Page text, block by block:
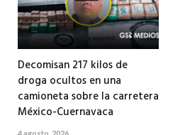
Decomisan 217 kilos de
droga ocultos en una
camioneta sobre la carretera
México-Cuernavaca